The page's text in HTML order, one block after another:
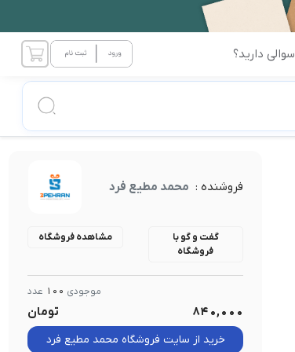
سوالی دارید؟
فروشنده : محمد مطیع فرد
گفت و گو با
فروشگاه
مشاهده فروشگاه
موجودی 100 عدد
840,000 تومان
خرید از سایت فروشگاه محمد مطیع فرد